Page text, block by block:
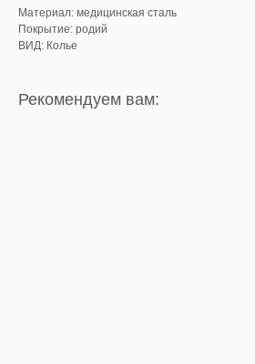
Материал: медицинская сталь
Покрытие: родий
ВИД: Колье
Рекомендуем вам: